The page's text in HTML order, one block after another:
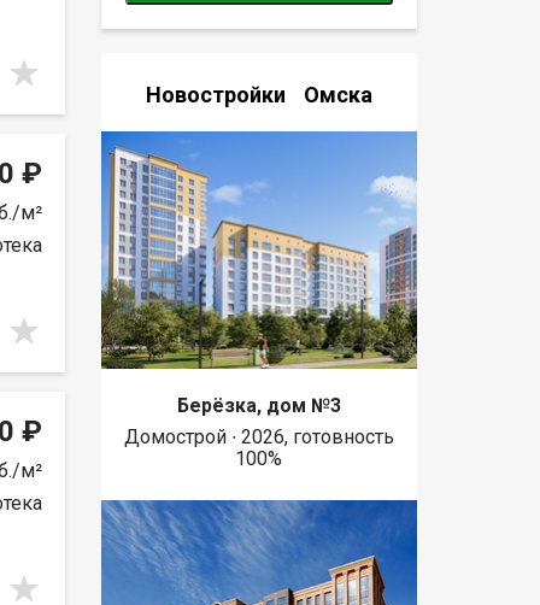
₽
м²
₽
м²
Новостройки Омска
Берёзка, дом №3
Домострой ∙ 2026, готовность
100%